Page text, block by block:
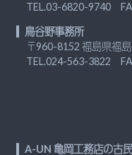
TEL.03-6820-9740
鳥谷野事務所
〒960-8152 福島県福
TEL.024-563-3822
A-UN 亀岡工務店の古